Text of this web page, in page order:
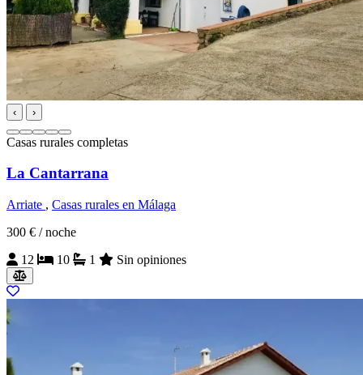
‹ ›
Casas rurales completas
La Cantarrana
Arriate , Casas rurales en Málaga
300 € / noche
12
10 1 Sin opiniones